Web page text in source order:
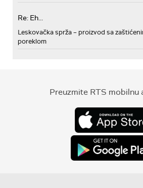
Re: Eh...
Leskovačka sprža – proizvod sa
poreklom
Preuzmite RTS mobilnu